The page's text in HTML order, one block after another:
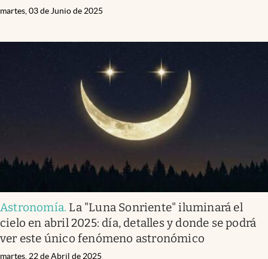
martes, 03 de Junio de 2025
Astronomía. La "Luna Sonriente" iluminará el
cielo en abril 2025: día, detalles y donde se podrá
ver este único fenómeno astronómico
martes, 22 de Abril de 2025